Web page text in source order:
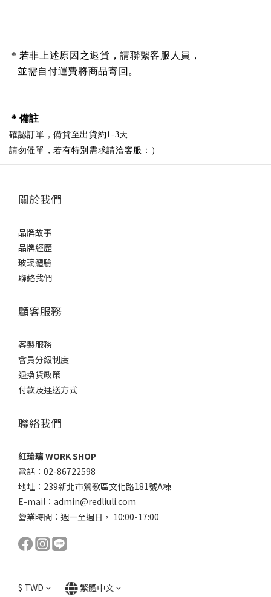
＊ 若非上述原因之退貨，請聯繫客服人員，
並需自付運費將商品寄回。
＊備註
確認訂單，備貨至出貨約1-3天
請勿催單，若有特別需求請洽客服：）
關於我們
品牌故事
品牌經歷
玻璃體驗
聯絡我們
顧客服務
客製服務
會員分級制度
退換貨政策
付款及運送方式
聯絡我們
紅琉璃 WORK SHOP
電話：02-86722598
地址：239新北市鶯歌區文化路181號A棟
E-mail：admin@redliuli.com
營業時間：週一至週日， 10:00-17:00
$ TWD 繁體中文